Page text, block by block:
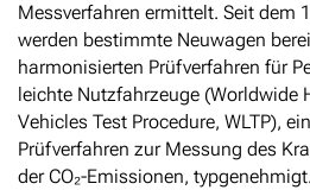
Messverfahren ermittelt. Seit dem
werden bestimmte Neuwagen
harmonisierten Prüfverfahren für
leichte Nutzfahrzeuge (Worldwide
Vehicles Test Procedure, WLTP),
Prüfverfahren zur Messung des
der CO₂-Emissionen,